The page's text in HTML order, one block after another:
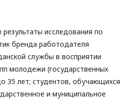
исследования по
бренда работодателя
службы в восприятии
молодежи (государственных
35 лет; студентов, обучающихся
и муниципальное